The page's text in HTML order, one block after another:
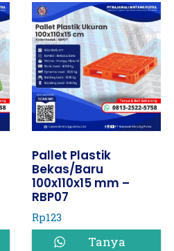
Pallet Plastik
Bekas/Baru
100x110x15 mm –
RBP07
Rp123
Tanya